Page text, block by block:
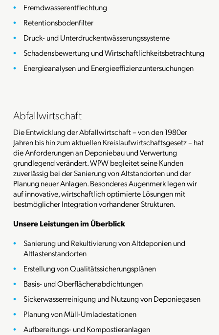
Fremdwasserentflechtung
Retentionsbodenfilter
Druck- und Unterdruckentwässerungssysteme
Schadensbewertung und Wirtschaftlichkeitsbetrachtung
Energieanalysen und Energieeffizienzuntersuchungen
Abfallwirtschaft
Die Entwicklung der Abfallwirtschaft – von den 1980er
Jahren bis hin zum aktuellen Kreislaufwirtschaftsgesetz – hat
die Anforderungen an Deponiebau und Verwertung
grundlegend verändert. WPW begleitet seine Kunden
zuverlässig bei der Sanierung von Altstandorten und der
Planung neuer Anlagen. Besonderes Augenmerk legen wir
auf innovative, wirtschaftlich optimierte Lösungen mit
bestmöglicher Integration vorhandener Strukturen.
Unsere Leistungen im Überblick
Sanierung und Rekultivierung von Altdeponien und
Altlastenstandorten
Erstellung von Qualitätssicherungsplänen
Basis- und Oberflächenabdichtungen
Sickerwasserreinigung und Nutzung von Deponiegasen
Planung von Müll-Umladestationen
Aufbereitungs- und Kompostieranlagen